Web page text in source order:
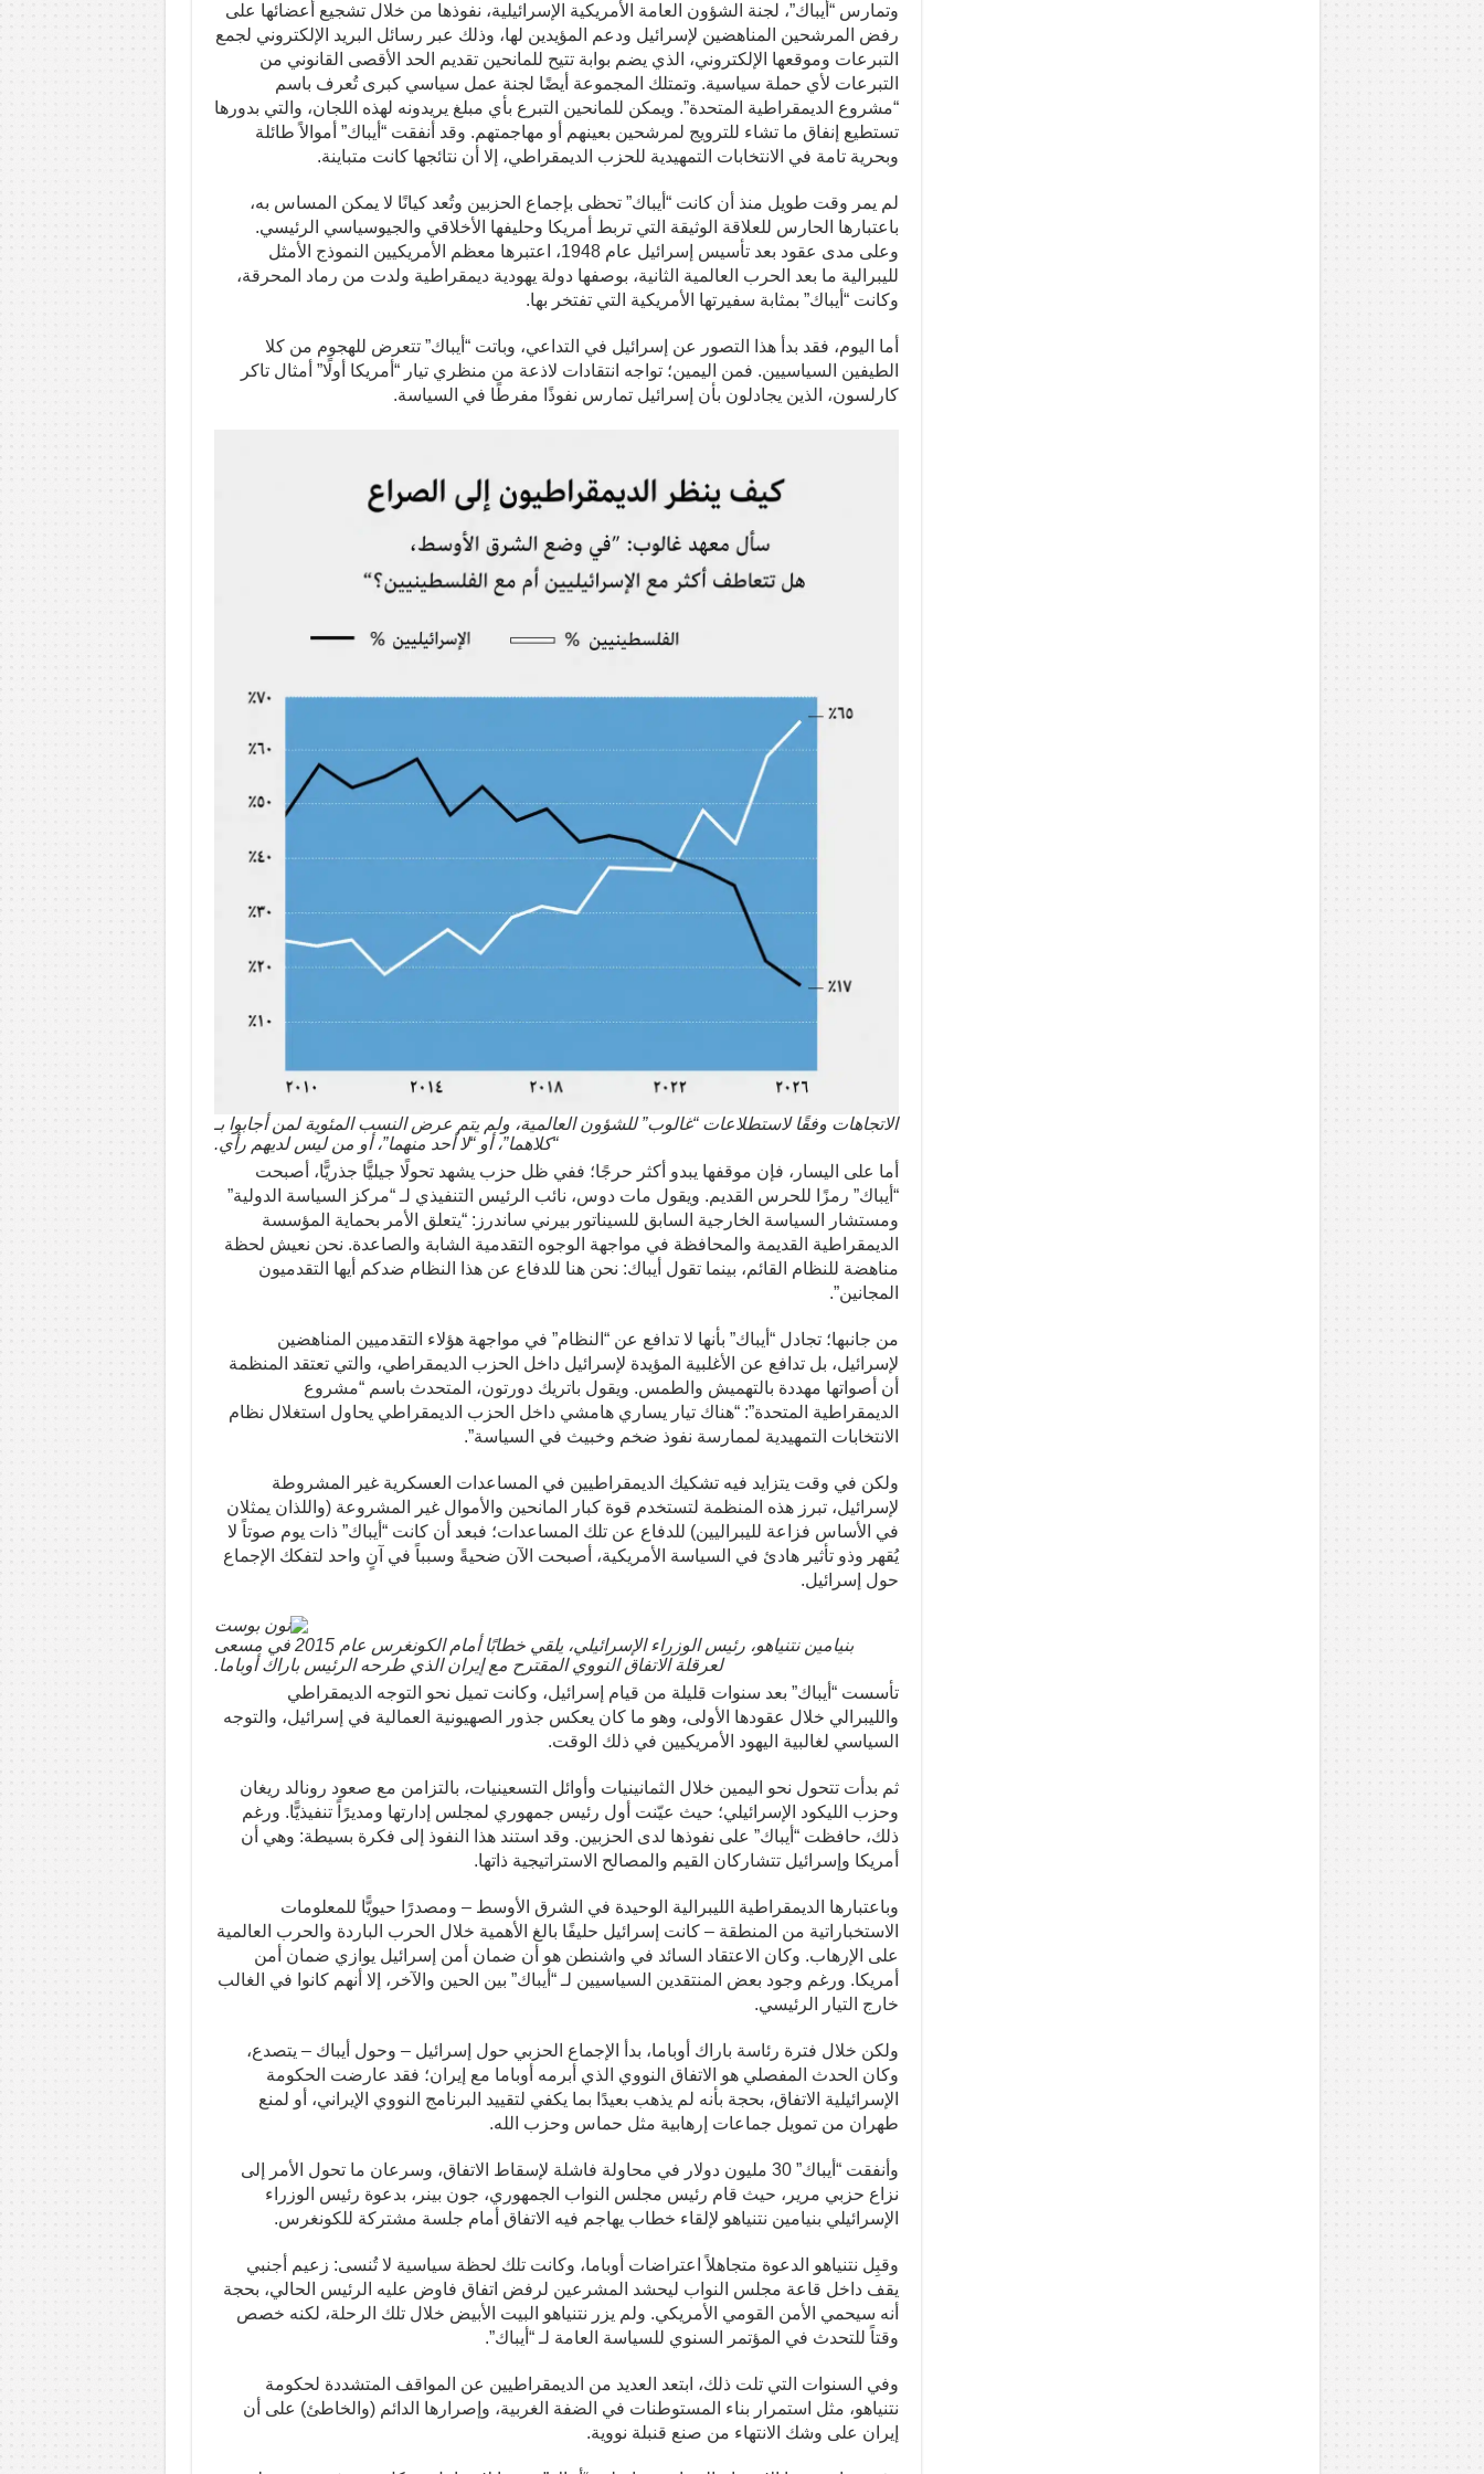
وتمارس “أيباك”، لجنة الشؤون العامة الأمريكية الإسرائيلية، نفوذها من خلال تشجيع أعضائها على
رفض المرشحين المناهضين لإسرائيل ودعم المؤيدين لها، وذلك عبر رسائل البريد الإلكتروني لجمع
التبرعات وموقعها الإلكتروني، الذي يضم بوابة تتيح للمانحين تقديم الحد الأقصى القانوني من
التبرعات لأي حملة سياسية. وتمتلك المجموعة أيضًا لجنة عمل سياسي كبرى تُعرف باسم
“مشروع الديمقراطية المتحدة”. ويمكن للمانحين التبرع بأي مبلغ يريدونه لهذه اللجان، والتي بدورها
تستطيع إنفاق ما تشاء للترويج لمرشحين بعينهم أو مهاجمتهم. وقد أنفقت “أيباك” أموالاً طائلة
وبحرية تامة في الانتخابات التمهيدية للحزب الديمقراطي، إلا أن نتائجها كانت متباينة.
لم يمر وقت طويل منذ أن كانت “أيباك” تحظى بإجماع الحزبين وتُعد كيانًا لا يمكن المساس به،
باعتبارها الحارس للعلاقة الوثيقة التي تربط أمريكا وحليفها الأخلاقي والجيوسياسي الرئيسي.
وعلى مدى عقود بعد تأسيس إسرائيل عام 1948، اعتبرها معظم الأمريكيين النموذج الأمثل
لليبرالية ما بعد الحرب العالمية الثانية، بوصفها دولة يهودية ديمقراطية ولدت من رماد المحرقة،
وكانت “أيباك” بمثابة سفيرتها الأمريكية التي تفتخر بها.
أما اليوم، فقد بدأ هذا التصور عن إسرائيل في التداعي، وباتت “أيباك” تتعرض للهجوم من كلا
الطيفين السياسيين. فمن اليمين؛ تواجه انتقادات لاذعة من منظري تيار “أمريكا أولًا” أمثال تاكر
كارلسون، الذين يجادلون بأن إسرائيل تمارس نفوذًا مفرطًا في السياسة.
الاتجاهات وفقًا لاستطلاعات “غالوب” للشؤون العالمية، ولم يتم عرض النسب المئوية لمن أجابوا بـ
“كلاهما”، أو “لا أحد منهما”، أو من ليس لديهم رأي.
أما على اليسار، فإن موقفها يبدو أكثر حرجًا؛ ففي ظل حزب يشهد تحولًا جيليًّا جذريًّا، أصبحت
“أيباك” رمزًا للحرس القديم. ويقول مات دوس، نائب الرئيس التنفيذي لـ “مركز السياسة الدولية”
ومستشار السياسة الخارجية السابق للسيناتور بيرني ساندرز: “يتعلق الأمر بحماية المؤسسة
الديمقراطية القديمة والمحافظة في مواجهة الوجوه التقدمية الشابة والصاعدة. نحن نعيش لحظة
مناهضة للنظام القائم، بينما تقول أيباك: نحن هنا للدفاع عن هذا النظام ضدكم أيها التقدميون
المجانين”.
من جانبها؛ تجادل “أيباك” بأنها لا تدافع عن “النظام” في مواجهة هؤلاء التقدميين المناهضين
لإسرائيل، بل تدافع عن الأغلبية المؤيدة لإسرائيل داخل الحزب الديمقراطي، والتي تعتقد المنظمة
أن أصواتها مهددة بالتهميش والطمس. ويقول باتريك دورتون، المتحدث باسم “مشروع
الديمقراطية المتحدة”: “هناك تيار يساري هامشي داخل الحزب الديمقراطي يحاول استغلال نظام
الانتخابات التمهيدية لممارسة نفوذ ضخم وخبيث في السياسة”.
ولكن في وقت يتزايد فيه تشكيك الديمقراطيين في المساعدات العسكرية غير المشروطة
لإسرائيل، تبرز هذه المنظمة لتستخدم قوة كبار المانحين والأموال غير المشروعة (واللذان يمثلان
في الأساس فزاعة لليبراليين) للدفاع عن تلك المساعدات؛ فبعد أن كانت “أيباك” ذات يوم صوتاً لا
يُقهر وذو تأثير هادئ في السياسة الأمريكية، أصبحت الآن ضحيةً وسبباً في آنٍ واحد لتفكك الإجماع
حول إسرائيل.
بنيامين نتنياهو، رئيس الوزراء الإسرائيلي، يلقي خطابًا أمام الكونغرس عام 2015 في مسعى
لعرقلة الاتفاق النووي المقترح مع إيران الذي طرحه الرئيس باراك أوباما.
تأسست “أيباك” بعد سنوات قليلة من قيام إسرائيل، وكانت تميل نحو التوجه الديمقراطي
والليبرالي خلال عقودها الأولى، وهو ما كان يعكس جذور الصهيونية العمالية في إسرائيل، والتوجه
السياسي لغالبية اليهود الأمريكيين في ذلك الوقت.
ثم بدأت تتحول نحو اليمين خلال الثمانينيات وأوائل التسعينيات، بالتزامن مع صعود رونالد ريغان
وحزب الليكود الإسرائيلي؛ حيث عيّنت أول رئيس جمهوري لمجلس إدارتها ومديرًاً تنفيذيًّا. ورغم
ذلك، حافظت “أيباك” على نفوذها لدى الحزبين. وقد استند هذا النفوذ إلى فكرة بسيطة: وهي أن
أمريكا وإسرائيل تتشاركان القيم والمصالح الاستراتيجية ذاتها.
وباعتبارها الديمقراطية الليبرالية الوحيدة في الشرق الأوسط – ومصدرًا حيويًّا للمعلومات
الاستخباراتية من المنطقة – كانت إسرائيل حليفًا بالغ الأهمية خلال الحرب الباردة والحرب العالمية
على الإرهاب. وكان الاعتقاد السائد في واشنطن هو أن ضمان أمن إسرائيل يوازي ضمان أمن
أمريكا. ورغم وجود بعض المنتقدين السياسيين لـ “أيباك” بين الحين والآخر، إلا أنهم كانوا في الغالب
خارج التيار الرئيسي.
ولكن خلال فترة رئاسة باراك أوباما، بدأ الإجماع الحزبي حول إسرائيل – وحول أيباك – يتصدع،
وكان الحدث المفصلي هو الاتفاق النووي الذي أبرمه أوباما مع إيران؛ فقد عارضت الحكومة
الإسرائيلية الاتفاق، بحجة بأنه لم يذهب بعيدًا بما يكفي لتقييد البرنامج النووي الإيراني، أو لمنع
طهران من تمويل جماعات إرهابية مثل حماس وحزب الله.
وأنفقت “أيباك” 30 مليون دولار في محاولة فاشلة لإسقاط الاتفاق، وسرعان ما تحول الأمر إلى
نزاع حزبي مرير، حيث قام رئيس مجلس النواب الجمهوري، جون بينر، بدعوة رئيس الوزراء
الإسرائيلي بنيامين نتنياهو لإلقاء خطاب يهاجم فيه الاتفاق أمام جلسة مشتركة للكونغرس.
وقبِل نتنياهو الدعوة متجاهلاً اعتراضات أوباما، وكانت تلك لحظة سياسية لا تُنسى: زعيم أجنبي
يقف داخل قاعة مجلس النواب ليحشد المشرعين لرفض اتفاق فاوض عليه الرئيس الحالي، بحجة
أنه سيحمي الأمن القومي الأمريكي. ولم يزر نتنياهو البيت الأبيض خلال تلك الرحلة، لكنه خصص
وقتاً للتحدث في المؤتمر السنوي للسياسة العامة لـ “أيباك”.
وفي السنوات التي تلت ذلك، ابتعد العديد من الديمقراطيين عن المواقف المتشددة لحكومة
نتنياهو، مثل استمرار بناء المستوطنات في الضفة الغربية، وإصرارها الدائم (والخاطئ) على أن
إيران على وشك الانتهاء من صنع قنبلة نووية.